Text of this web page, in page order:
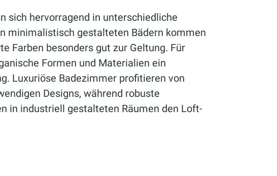
sich hervorragend in unterschiedliche
minimalistisch gestalteten Bädern kommen
Farben besonders gut zur Geltung. Für
Formen und Materialien ein
Luxuriöse Badezimmer profitieren von
Designs, während robuste
in industriell gestalteten Räumen den Loft-